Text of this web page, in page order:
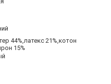
44%,латекс 21%,котон
15%